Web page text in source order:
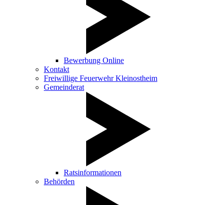
Bewerbung Online
Kontakt
Freiwillige Feuerwehr Kleinostheim
Gemeinderat
Ratsinformationen
Behörden